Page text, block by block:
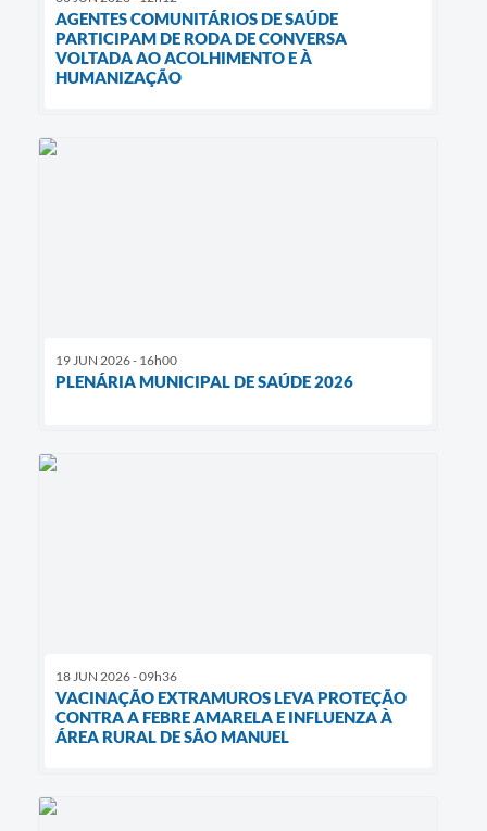
AGENTES COMUNITÁRIOS DE SAÚDE
PARTICIPAM DE RODA DE CONVERSA
VOLTADA AO ACOLHIMENTO E À
HUMANIZAÇÃO
19 JUN 2026 - 16h00
PLENÁRIA MUNICIPAL DE SAÚDE 2026
18 JUN 2026 - 09h36
VACINAÇÃO EXTRAMUROS LEVA PROTEÇÃO
CONTRA A FEBRE AMARELA E INFLUENZA À
ÁREA RURAL DE SÃO MANUEL